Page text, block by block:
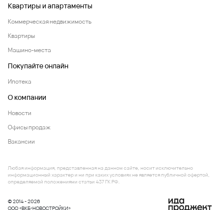
Квартиры и апартаменты
Коммерческая недвижимость
Квартиры
Машино-места
Покупайте онлайн
Ипотека
О компании
Новости
Офисы продаж
Вакансии
© 2014 - 2026
ООО «ВКБ-НОВОСТРОЙКИ»
Любая информация, представленная на данном сайте, носит исключительно
информационный характер и ни при каких условиях не является публичной офертой,
определяемой положениями статьи 437 ГК РФ.